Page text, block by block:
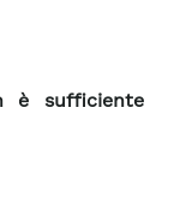
è sufficiente